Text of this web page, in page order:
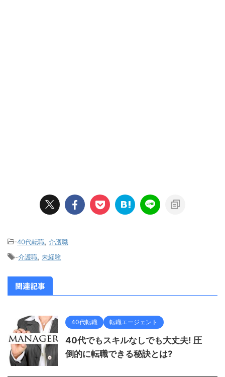
-40代転職, 介護職
-介護職, 未経験
関連記事
40代転職 転職エージェント
40代でもスキルなしでも大丈夫! 圧
倒的に転職できる秘訣とは?